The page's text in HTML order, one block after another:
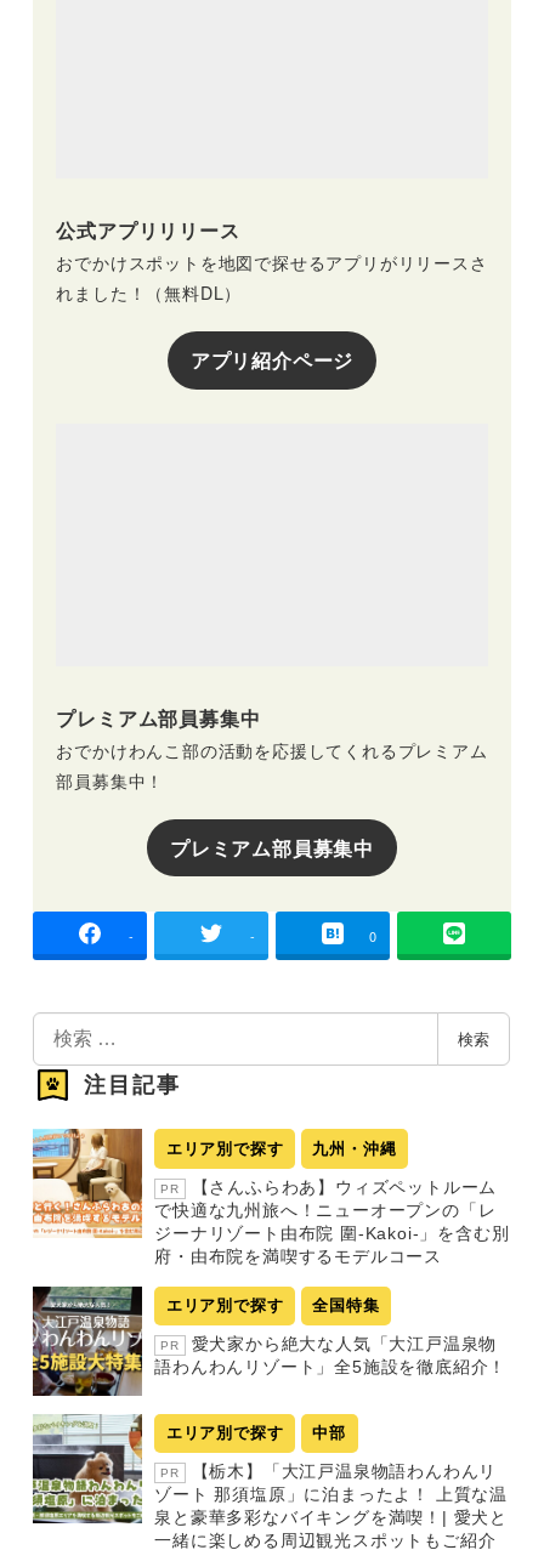
公式アプリリリース
おでかけスポットを地図で探せるアプリがリリースさ
れました！（無料DL）
アプリ紹介ページ
プレミアム部員募集中
おでかけわんこ部の活動を応援してくれるプレミアム
部員募集中！
プレミアム部員募集中
- - 0
索
検索
注目記事
エリア別で探す 九州・沖縄
PR
【さんふらわあ】ウィズペットルーム
で快適な九州旅へ！ニューオープンの「レ
ジーナリゾート由布院 圍-Kakoi-」を含む別
府・由布院を満喫するモデルコース
エリア別で探す 全国特集
PR
愛犬家から絶大な人気「大江戸温泉物
語わんわんリゾート」全5施設を徹底紹介！
エリア別で探す 中部
PR
【栃木】「大江戸温泉物語わんわんリ
ゾート 那須塩原」に泊まったよ！ 上質な温
泉と豪華多彩なバイキングを満喫！| 愛犬と
一緒に楽しめる周辺観光スポットもご紹介